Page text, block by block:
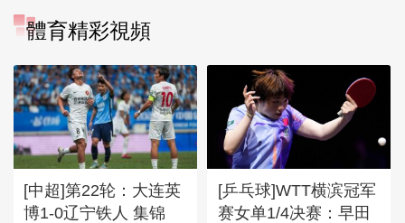
體育精彩視頻
[中超]第22轮：大连英
博1-0辽宁铁人 集锦
[乒乓球]WTT横滨冠军
赛女单1/4决赛：早田